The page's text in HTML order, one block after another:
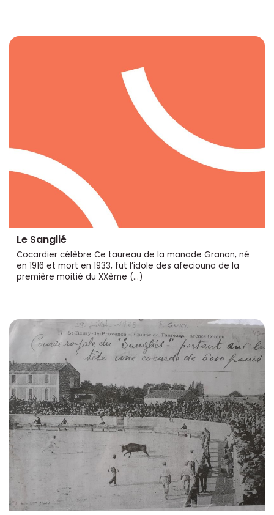
Le Sanglié
Cocardier célèbre Ce taureau de la manade Granon, né
en 1916 et mort en 1933, fut l’idole des afeciouna de la
première moitié du XXème (…)